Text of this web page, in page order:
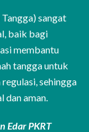
sangat
baik bagi
membantu
tangga untuk
sehingga
dan aman.
Edar PKRT